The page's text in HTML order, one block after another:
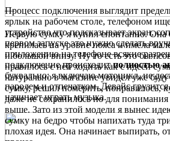
Процесс подключения выглядит
ярлык на рабочем столе, телефоном
устройство что подсказывает экран,
первом запуске это нужно сделать
приложению на телефоне всякие
подключение происходитполностью
буквально: я включаю мотоцикл, не
паролем и отпечатком. Девайс
начинает играть музыка.
Первую сумку я купил спонтанно. Она
крепилась на уровне пояса и имела
и большой внизу. Ну то есть это был
нравилось с ней ходить как с идеей
натурально в магазине увидел уже
сумку, решил померить, понравилось,
даже не сохранилось но для
выше. Зато из этой модели я вынес
сумку на бедро чтобы напихать туда
плохая идея. Она начинает выпирать,
—